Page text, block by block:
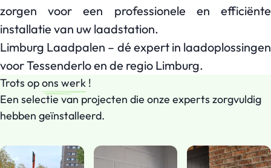
zorgen voor een professionele en efficiënte
installatie van uw laadstation.
Limburg Laadpalen – dé expert in laadoplossingen
voor Tessenderlo en de regio Limburg.
Trots opons werk !
Een selectie van projecten die onze experts zorgvuldig
hebben geïnstalleerd.